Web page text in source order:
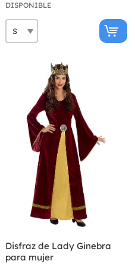
DISPONIBLE
Disfraz de Lady Ginebra
para mujer